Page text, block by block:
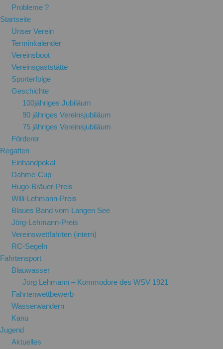
Probleme ?
Startseite
Unser Verein
Terminkalender
Vereinsboot
Vereinsgaststätte
Sporterfolge
Geschichte
100jähriges Jubiläum
90 jähriges Vereinsjubiläum
75 jähriges Vereinsjubiläum
Förderer
Regatten
Einhandpokal
Dahme-Cup
Hugo-Bräuer-Preis
Willi-Lehmann-Preis
Blaues Band vom Langen See
Jörg-Lehmann-Preis
Vereinswettfahrten (intern)
RC-Segeln
Fahrtensport
Blauwasser
Jörg Lehmann – Kommodore des WSV 1921
Fahrtenwettbewerb
Wasserwandern
Kanu
Jugend
Aktuelles